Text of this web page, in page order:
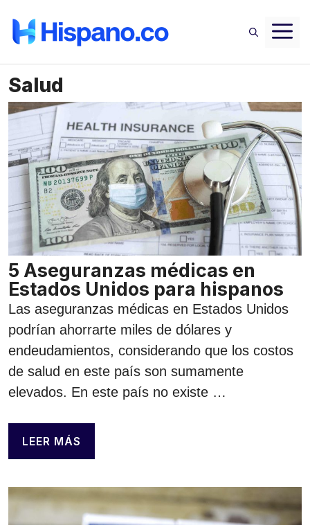
Salud
5 Aseguranzas médicas en
Estados Unidos para hispanos
Las aseguranzas médicas en Estados Unidos
podrían ahorrarte miles de dólares y
endeudamientos, considerando que los costos
de salud en este país son sumamente
elevados. En este país no existe …
LEER MÁS